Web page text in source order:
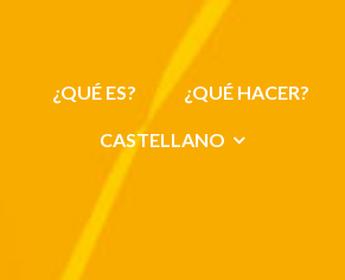
¿QUÉ ES? ¿QUÉ HACER?
CASTELLANO